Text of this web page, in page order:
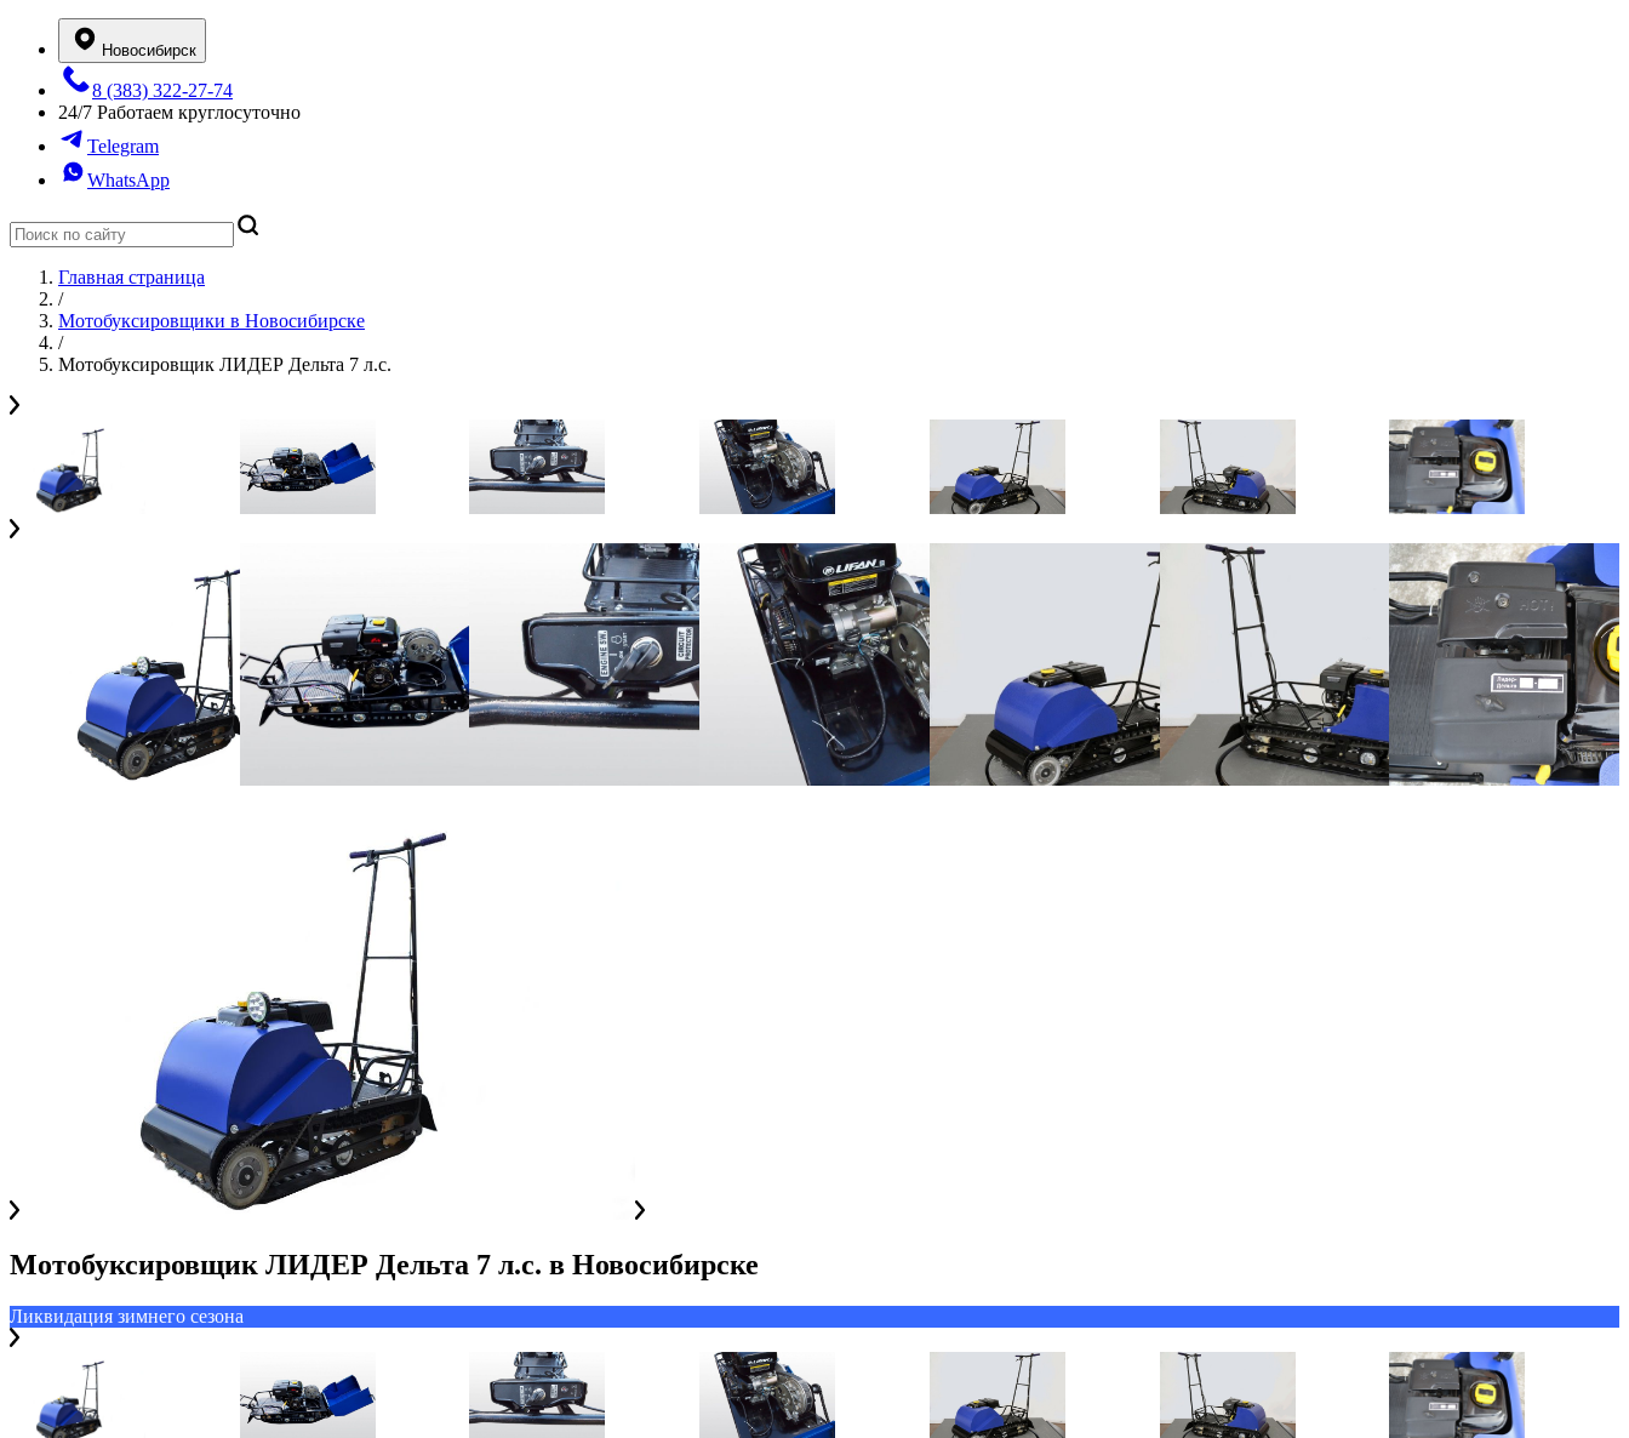
Новосибирск
8 (383) 322-27-74
24/7 Работаем круглосуточно
Telegram
WhatsApp
Главная страница
/
Мотобуксировщики в Новосибирске
/
Мотобуксировщик ЛИДЕР Дельта 7 л.с.
Мотобуксировщик ЛИДЕР Дельта 7 л.с. в Новосибирске
Ликвидация зимнего сезона